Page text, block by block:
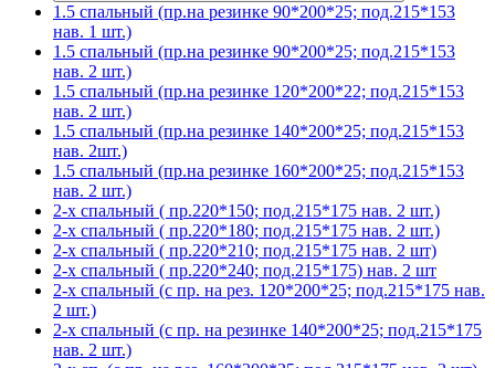
1.5 спальный (пр.на резинке 90*200*25; под.215*153
нав. 1 шт.)
1.5 спальный (пр.на резинке 90*200*25; под.215*153
нав. 2 шт.)
1.5 спальный (пр.на резинке 120*200*22; под.215*153
нав. 2 шт.)
1.5 спальный (пр.на резинке 140*200*25; под.215*153
нав. 2шт.)
1.5 спальный (пр.на резинке 160*200*25; под.215*153
нав. 2 шт.)
2-х спальный ( пр.220*150; под.215*175 нав. 2 шт.)
2-х спальный ( пр.220*180; под.215*175 нав. 2 шт.)
2-х спальный ( пр.220*210; под.215*175 нав. 2 шт)
2-х спальный ( пр.220*240; под.215*175) нав. 2 шт
2-х спальный (с пр. на рез. 120*200*25; под.215*175 нав.
2 шт.)
2-х спальный (с пр. на резинке 140*200*25; под.215*175
нав. 2 шт.)